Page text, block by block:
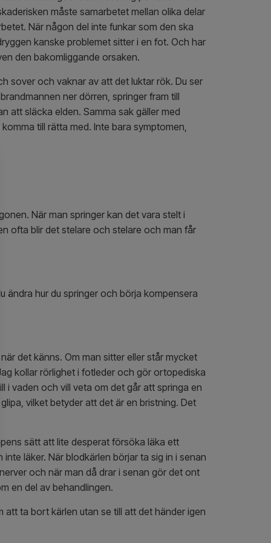
måste samarbetet mellan olika delar
När någon del inte funkar som den ska
kanske problemet sitter i en fot. Och har
den bakomliggande orsaken.
sover och vaknar av att det luktar rök. Du ser
ner dörren, springer fram till
att släcka elden. Samma sak gäller med
till rätta med. Inte bara symptomen,
När man springer kan det vara stelt i
ofta blir det stelare och stelare och man får
ändra hur du springer och börja kompensera
det känns. Om man sitter eller står mycket
kollar rörlighet i fotleder och gör ortopediska
i vaden och vill veta om det går att springa en
vilket betyder att det är en bristning. Det
sätt att lite desperat försöka läka ett
läker. När blodkärlen börjar ta sig in i senan
och när man då drar i senan gör det ont
en del av behandlingen.
ta bort kärlen utan se till att det händer igen